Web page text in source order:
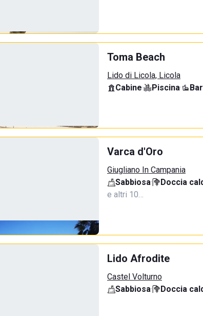
Toma Beach
Lido di Licola, Licola
Cabine· Piscina· Bar
Varca d'Oro
Giugliano In Campania
Sabbiosa· Doccia
e altri 10…
Lido Afrodite
Castel Volturno
Sabbiosa· Doccia